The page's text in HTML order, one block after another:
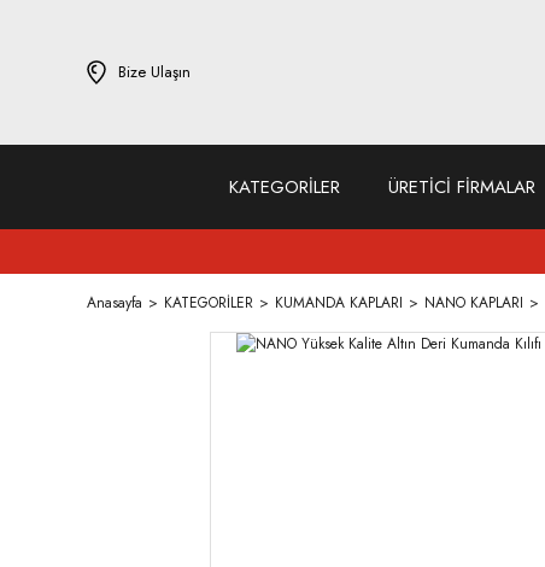
Bize Ulaşın
KATEGORİLER ÜRETİCİ FİRMALAR
Anasayfa KATEGORİLER KUMANDA KAPLARI NANO KAPLARI